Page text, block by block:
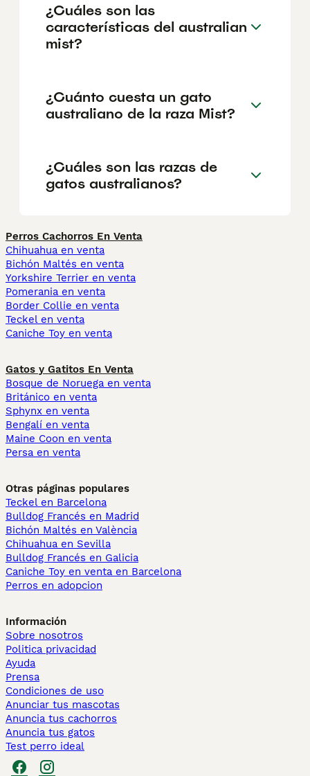
¿Cuáles son las
características del australian
mist?
¿Cuánto cuesta un gato
australiano de la raza Mist?
¿Cuáles son las razas de
gatos australianos?
Perros Cachorros En Venta
Chihuahua en venta
Bichón Maltés en venta
Yorkshire Terrier en venta
Pomerania en venta
Border Collie en venta
Teckel en venta
Caniche Toy en venta
Gatos y Gatitos En Venta
Bosque de Noruega en venta
Británico en venta
Sphynx en venta
Bengalí en venta
Maine Coon en venta
Persa en venta
Otras páginas populares
Teckel en Barcelona
Bulldog Francés en Madrid
Bichón Maltés en València
Chihuahua en Sevilla
Bulldog Francés en Galicia
Caniche Toy en venta en Barcelona
Perros en adopcion
Información
Sobre nosotros
Politica privacidad
Ayuda
Prensa
Condiciones de uso
Anunciar tus mascotas
Anuncia tus cachorros
Anuncia tus gatos
Test perro ideal